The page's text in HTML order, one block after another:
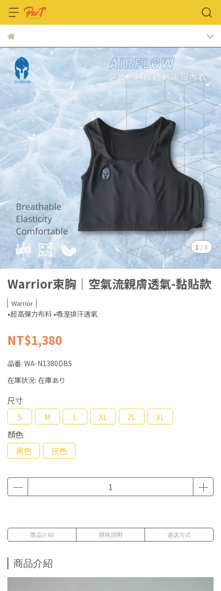
1 /3
Warrior束胸｜空氣流親膚透氣-黏貼款
Warrior
•超高彈力布料 •吸溼排汗透氣
NT$1,380
品番: WA-N1380DBS
在庫状況: 在庫あり
尺寸
S
M L XL 2L
3L
顏色
黑色
灰色
商品介紹 規格說明 運送方式
商品介紹